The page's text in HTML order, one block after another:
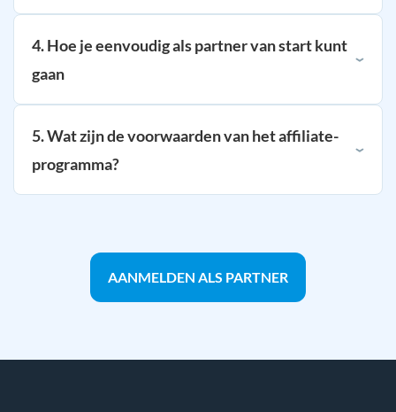
4. Hoe je eenvoudig als partner van start kunt
gaan
5. Wat zijn de voorwaarden van het affiliate-
programma?
AANMELDEN ALS PARTNER